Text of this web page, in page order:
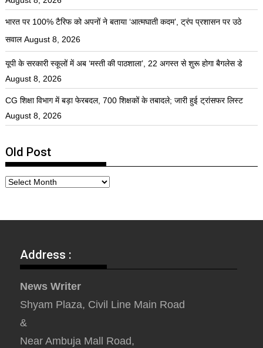
भारत पर 100% टैरिफ को अपनों ने बताया ‘आत्मघाती कदम’, ट्रंप प्रशासन पर उठे
सवाल August 8, 2026
यूपी के सरकारी स्कूलों में अब ‘मस्ती की पाठशाला’, 22 अगस्त से शुरू होगा बैगलेस डे
August 8, 2026
CG शिक्षा विभाग में बड़ा फेरबदल, 700 शिक्षकों के तबादले; जारी हुई ट्रांसफर लिस्ट
August 8, 2026
Old Post
Address :
News Writer
Shyam Plaza, Civil Line Main Road
&
Near Ambuja Mall Road,